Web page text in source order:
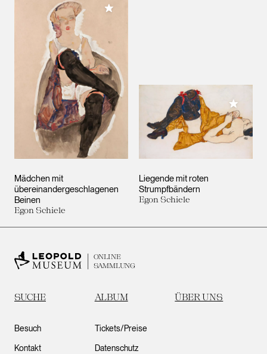
Mädchen mit
übereinandergeschlagenen
Beinen
Egon Schiele
Meiner Sammlung hinzufügen
Liegende mit roten
Strumpfbändern
Egon Schiele
Meiner
ONLINE
SAMMLUNG
SUCHE ALBUM ÜBER UNS
Besuch
Kontakt
Tickets/Preise
Datenschutz